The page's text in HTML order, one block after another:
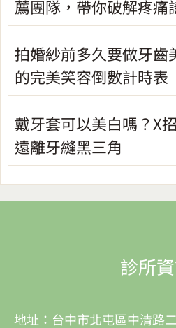
薦團隊，帶你破解疼痛
拍婚紗前多久要做牙齒
的完美笑容倒數計時表
戴牙套可以美白嗎？X
遠離牙縫黑三角
診所
地址：台中市北屯區中清路